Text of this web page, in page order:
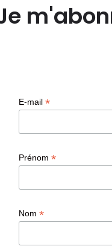
E-mail *
Prénom *
Nom *